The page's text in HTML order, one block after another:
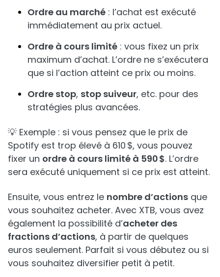
Ordre au marché : l’achat est exécuté
immédiatement au prix actuel.
Ordre à cours limité : vous fixez un prix
maximum d’achat. L’ordre ne s’exécutera
que si l’action atteint ce prix ou moins.
Ordre stop, stop suiveur, etc. pour des
stratégies plus avancées.
💡 Exemple : si vous pensez que le prix de
Spotify est trop élevé à 610 $, vous pouvez
fixer un ordre à cours limité à 590 $. L’ordre
sera exécuté uniquement si ce prix est atteint.
Ensuite, vous entrez le nombre d’actions que
vous souhaitez acheter. Avec XTB, vous avez
également la possibilité d’acheter des
fractions d’actions, à partir de quelques
euros seulement. Parfait si vous débutez ou si
vous souhaitez diversifier petit à petit.